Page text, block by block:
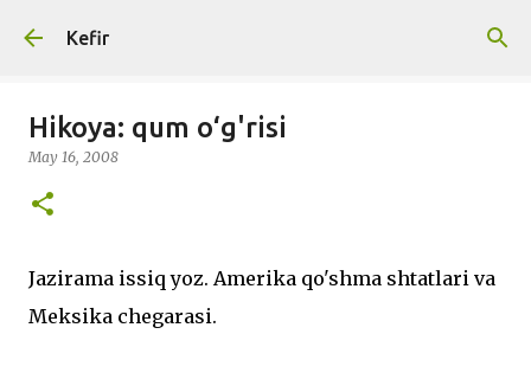
Kefir
Hikoya: qum o‘g'risi
May 16, 2008
Jazirama issiq yoz. Amerika qo'shma shtatlari va
Meksika chegarasi.